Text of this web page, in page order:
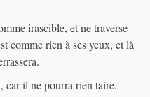
irascible, et ne traverse
comme rien à ses yeux, et là
car il ne pourra rien taire.